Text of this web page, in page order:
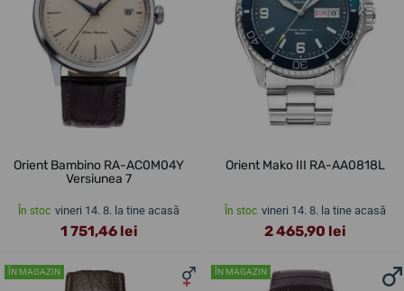
Orient Bambino RA-AC0M04Y
Versiunea 7
În stoc vineri 14. 8. la tine acasă
1 751,46 lei
Orient Mako III RA-AA0818L
În stoc vineri 14. 8. la tine acasă
2 465,90 lei
ÎN MAGAZIN ÎN MAGAZIN